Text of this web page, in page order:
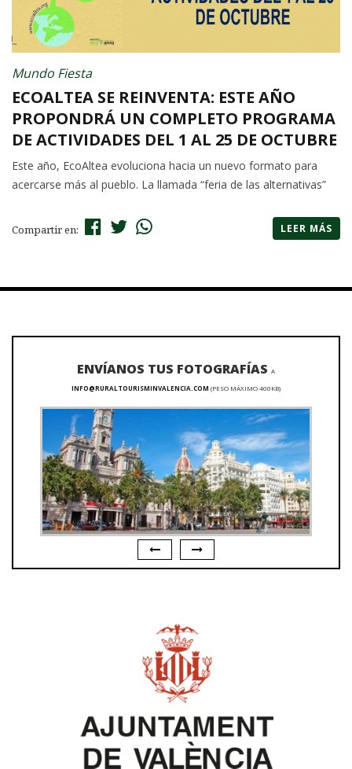
Mundo Fiesta
ECOALTEA SE REINVENTA: ESTE AÑO
PROPONDRÁ UN COMPLETO PROGRAMA
DE ACTIVIDADES DEL 1 AL 25 DE OCTUBRE
Este año, EcoAltea evoluciona hacia un nuevo formato para
acercarse más al pueblo. La llamada “feria de las alternativas”
Compartir en: LEER MÁS
ENVÍANOS TUS FOTOGRAFÍAS A
INFO@RURALTOURISMINVALENCIA.COM (PESO MÁXIMO 400KB)